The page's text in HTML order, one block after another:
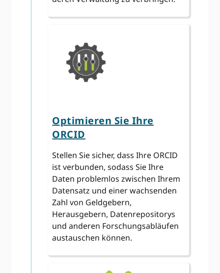
Optimieren Sie Ihre
ORCID
Stellen Sie sicher, dass Ihre ORCID
ist verbunden, sodass Sie Ihre
Daten problemlos zwischen Ihrem
Datensatz und einer wachsenden
Zahl von Geldgebern,
Herausgebern, Datenrepositorys
und anderen Forschungsabläufen
austauschen können.